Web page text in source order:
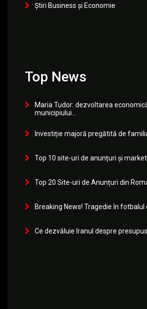
Știri Business și Economie
Top News
Maria Tudor: dezvoltarea
municipiului...
Investiție majoră pregătită de
Top 10 site-uri de anunțuri și
Top 20 Site-uri de Anunțuri din
Breaking News! Tragedie în fotbalul
Ce dezvăluie Iranul despre